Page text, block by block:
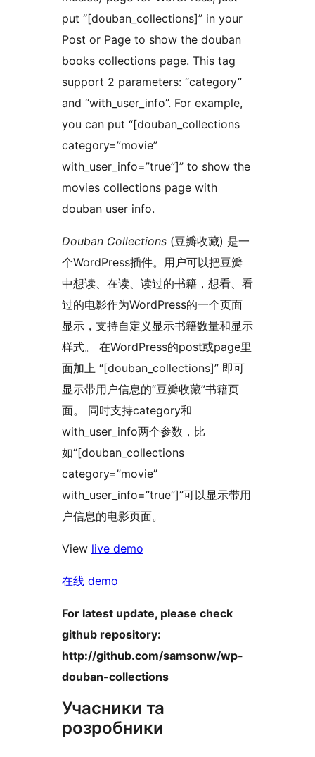
put “[douban_collections]” in your
Post or Page to show the douban
books collections page. This tag
support 2 parameters: “category”
and “with_user_info”. For example,
you can put “[douban_collections
category=”movie”
with_user_info=”true”]” to show the
movies collections page with
douban user info.
Douban Collections (豆瓣收藏) 是一
个WordPress插件。用户可以把豆瓣
中想读、在读、读过的书籍，想看、看
过的电影作为WordPress的一个页面
显示，支持自定义显示书籍数量和显示
样式。 在WordPress的post或page里
面加上 “[douban_collections]” 即可
显示带用户信息的“豆瓣收藏”书籍页
面。 同时支持category和
with_user_info两个参数，比
如“[douban_collections
category=”movie”
with_user_info=”true”]”可以显示带用
户信息的电影页面。
View live demo
在线 demo
For latest update, please check
github repository:
http://github.com/samsonw/wp-
douban-collections
Учасники та
розробники